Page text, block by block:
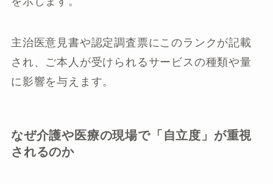
主治医意見書や認定調査票にこのランクが記載
され、ご本人が受けられるサービスの種類や量
に影響を与えます。
なぜ介護や医療の現場で「自立度」が重視
されるのか